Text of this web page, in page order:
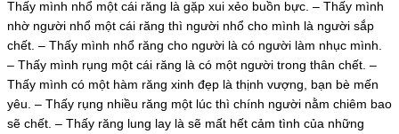
Thấy mình nhổ một cái răng là gặp xui xẻo buồn bực. – Thấy mình
nhờ người nhổ một cái răng thì người nhổ cho mình là người sắp
chết. – Thấy mình nhổ răng cho người là có người làm nhục mình.
– Thấy mình rụng một cái răng là có một người trong thân chết. –
Thấy mình có một hàm răng xinh đẹp là thịnh vượng, bạn bè mến
yêu. – Thấy rụng nhiều răng một lúc thì chính người nằm chiêm bao
sẽ chết. – Thấy răng lung lay là sẽ mất hết cảm tình của những